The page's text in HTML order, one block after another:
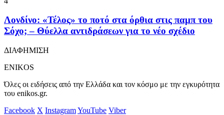
Λονδίνο: «Τέλος» το ποτό στα όρθια στις παμπ του
Σόχο; – Θύελλα αντιδράσεων για το νέο σχέδιο
ΔΙΑΦΗΜΙΣΗ
ENIKOS
Όλες οι ειδήσεις από την Ελλάδα και τον κόσμο με την εγκυρότητα
του enikos.gr.
Facebook X InstagramYouTube Viber